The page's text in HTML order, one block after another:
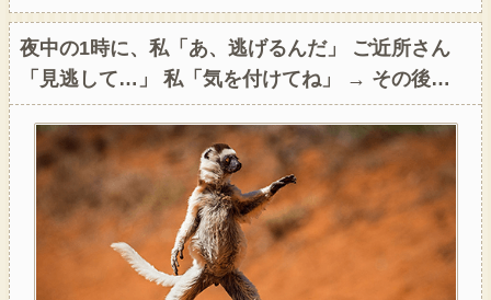
夜中の1時に、私「あ、逃げるんだ」 ご近所さん
「見逃して…」 私「気を付けてね」 → その後…